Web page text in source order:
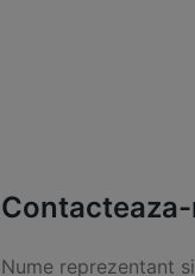
Nume reprezentant